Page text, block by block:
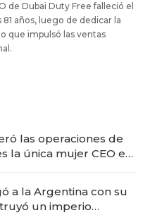
de Dubai Duty Free falleció el
años, luego de dedicar la
que impulsó las ventas
las operaciones de
la única mujer CEO en
a la Argentina con su
un imperio